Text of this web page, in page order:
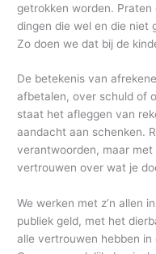
getrokken worden.
dingen die wel en die niet
Zo doen we dat bij de
De betekenis van
afbetalen, over schuld of
staat het afleggen van
aandacht aan schenken.
verantwoorden, maar met
vertrouwen over wat je
We werken met z’n allen
publiek geld, met het
alle vertrouwen hebben